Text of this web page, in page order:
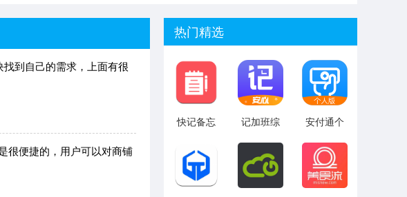
到自己的需求，上面有很
很便捷的，用户可以对商铺
热门精选
快记备忘
记加班综
安付通个